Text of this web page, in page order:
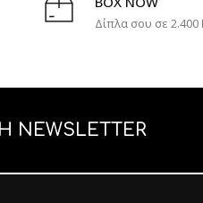
Δίπλα σου σε
NEWSLETTER